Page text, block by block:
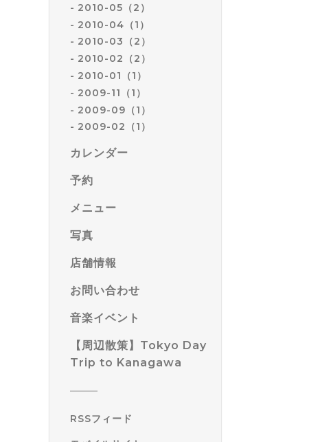
2010-05（2）
2010-04（1）
2010-03（2）
2010-02（2）
2010-01（1）
2009-11（1）
2009-09（1）
2009-02（1）
カレンダー
予約
メニュー
写真
店舗情報
お問い合わせ
音楽イベント
【周辺散策】Tokyo Day
Trip to Kanagawa
RSSフィード